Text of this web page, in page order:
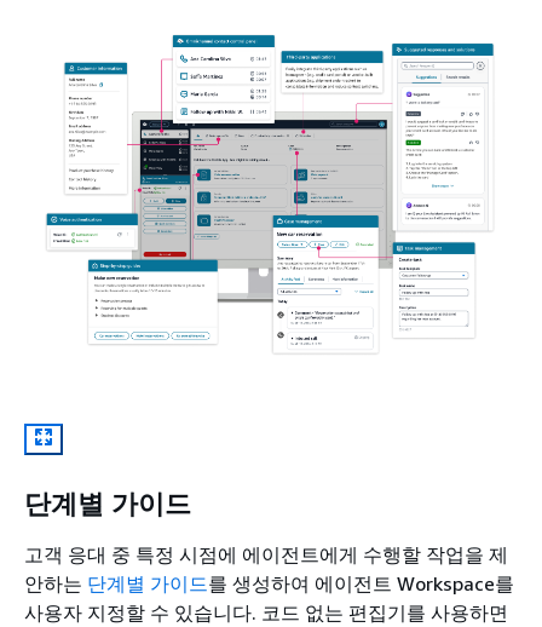
단계별 가이드
고객 응대 중 특정 시점에 에이전트에게 수행할 작업을 제
안하는 단계별 가이드를 생성하여 에이전트 Workspace를
사용자 지정할 수 있습니다. 코드 없는 편집기를 사용하면